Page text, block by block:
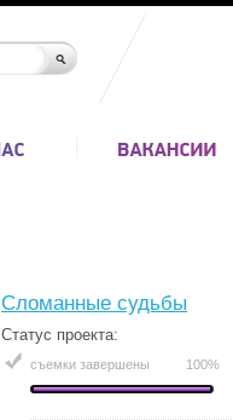
Сломанные судьбы
Статус проекта:
съемки завершены 100%